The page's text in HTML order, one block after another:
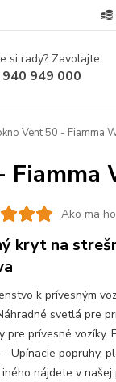
si rady? Zavolajte.
949 000
Vent 50 - Fiamma
Ako ma
kryt na
k prívesným
svetlá pre
pre prívesné vozíky.
Upínacie popruhy,
nájdete v našej